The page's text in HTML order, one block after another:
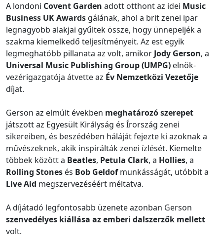
A londoni Covent Garden adott otthont az idei Music
Business UK Awards gálának, ahol a brit zenei ipar
legnagyobb alakjai gyűltek össze, hogy ünnepeljék a
szakma kiemelkedő teljesítményeit. Az est egyik
legmeghatóbb pillanata az volt, amikor Jody Gerson, a
Universal Music Publishing Group (UMPG) elnök-
vezérigazgatója átvette az Év Nemzetközi Vezetője
díjat.
Gerson az elmúlt években meghatározó szerepet
játszott az Egyesült Királyság és Írország zenei
sikereiben, és beszédében háláját fejezte ki azoknak a
művészeknek, akik inspirálták zenei ízlését. Kiemelte
többek között a Beatles, Petula Clark, a Hollies, a
Rolling Stones és Bob Geldofmunkásságát, utóbbit a
Live Aid megszervezéséért méltatva.
A díjátadó legfontosabb üzenete azonban Gerson
szenvedélyes kiállása az emberi dalszerzők mellett
volt.